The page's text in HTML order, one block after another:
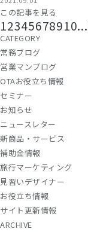
この記事を見る
12345678910...
CATEGORY
常務ブログ
営業マンブログ
OTAお役立ち情報
セミナー
お知らせ
ニュースレター
新商品・サービス
補助金情報
旅行マーケティング
見習いデザイナー
お役立ち情報
サイト更新情報
ARCHIVE